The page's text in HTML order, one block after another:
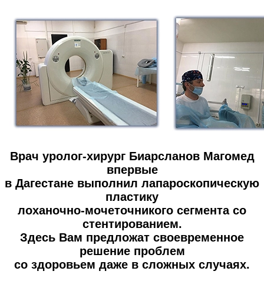
Врач уролог-хирург Биарсланов Магомед
впервые
в Дагестане выполнил лапароскопическую
пластику
лоханочно-мочеточникого сегмента со
стентированием.
Здесь Вам предложат своевременное
решение проблем
со здоровьем даже в сложных случаях.